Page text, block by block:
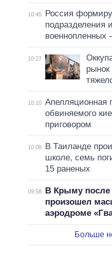
10:45
Россия
подразделения
военнопленных
10:27
10:10 Апелляционная
обвиняемого
приговором
10:08
В Таиланде
школе, семь
15 раненых
09:58
В Крыму после
произошел
аэродроме
Больше